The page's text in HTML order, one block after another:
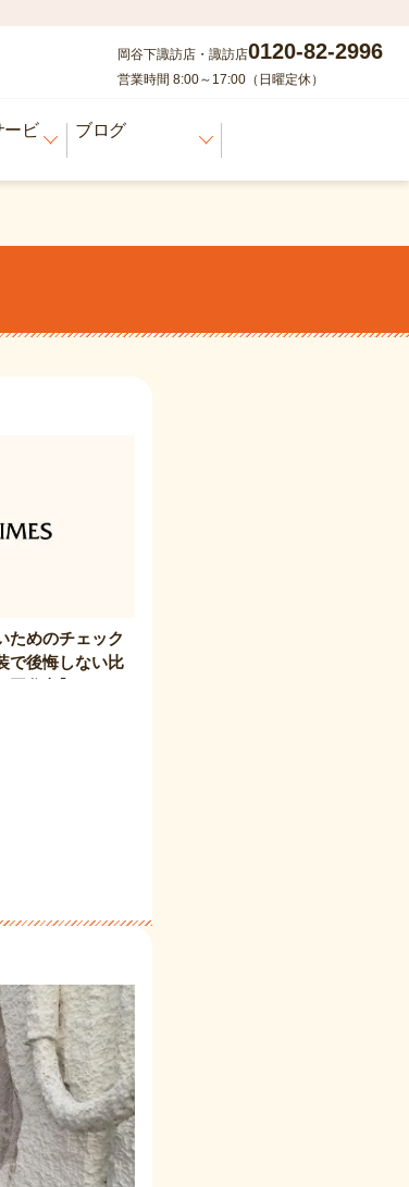
岡谷下諏訪店・諏訪店0120-82-2996
営業時間 8:00～17:00（日曜定休）
ービ
ブログ
ためのチェック
で後悔しない比